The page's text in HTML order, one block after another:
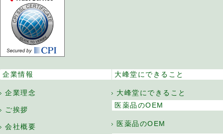
企業情報
企業理念
ご挨拶
会社概要
大峰堂にできること
大峰堂にできること
医薬品のOEM
医薬品のOEM